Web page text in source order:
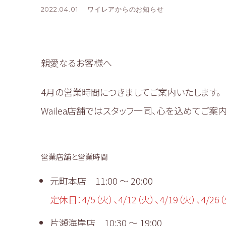
2022.04.01 ワイレアからのお知らせ
親愛なるお客様へ
4月の営業時間につきましてご案内いたします。
Wailea店舗ではスタッフ一同、心を込めてご案
営業店舗と営業時間
元町本店 11:00 〜 20:00
定休日：4/5（火）、4/12（火）、4/19（火）、4/26（
片瀬海岸店 10:30 〜 19:00